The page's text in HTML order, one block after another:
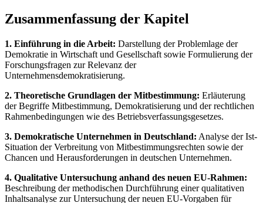
Zusammenfassung der Kapitel
1. Einführung in die Arbeit: Darstellung der Problemlage der
Demokratie in Wirtschaft und Gesellschaft sowie Formulierung der
Forschungsfragen zur Relevanz der
Unternehmensdemokratisierung.
2. Theoretische Grundlagen der Mitbestimmung: Erläuterung
der Begriffe Mitbestimmung, Demokratisierung und der rechtlichen
Rahmenbedingungen wie des Betriebsverfassungsgesetzes.
3. Demokratische Unternehmen in Deutschland: Analyse der Ist-
Situation der Verbreitung von Mitbestimmungsrechten sowie der
Chancen und Herausforderungen in deutschen Unternehmen.
4. Qualitative Untersuchung anhand des neuen EU-Rahmen:
Beschreibung der methodischen Durchführung einer qualitativen
Inhaltsanalyse zur Untersuchung der neuen EU-Vorgaben für